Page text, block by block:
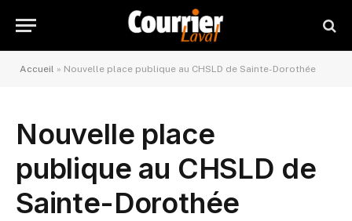
Accueil » Nouvelle place publique au CHSLD de Sainte-Dorothée
Nouvelle place
publique au CHSLD de
Sainte-Dorothée